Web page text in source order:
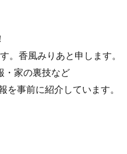
。香風みりあと申します。
・家の裏技など
を事前に紹介しています。